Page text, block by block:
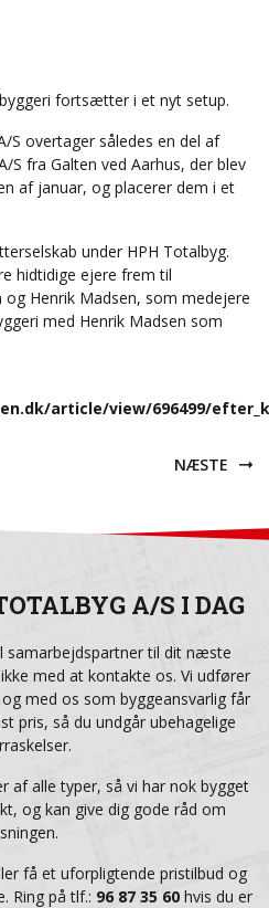
fortsætter i et nyt setup.
S overtager således en del af
S fra Galten ved Aarhus, der blev
af januar, og placerer dem i et
under HPH Totalbyg.
hidtidige ejere frem til
Henrik Madsen, som medejere
med Henrik Madsen som
article/view/696499/
NÆSTE
A/S I DAG
samarbejdspartner til dit næste
med at kontakte os. Vi udfører
med os som byggeansvarlig får
pris, så du undgår ubehagelige
af alle typer, så vi har nok bygget
og kan give dig gode råd om
få et uforpligtende pristilbud og
Ring på tlf.: 96 87 35 60 hvis du er